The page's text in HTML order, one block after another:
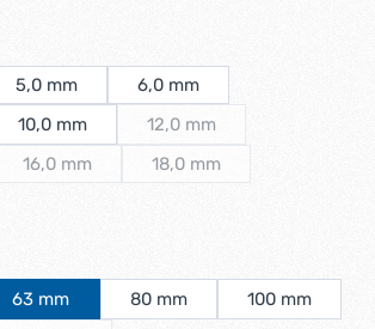
ist zurzeit nicht verfügbar.)
5,0 mm
6,0 mm
10,0 mm 12,0 mm
ist zurzeit nicht verfügbar.)
16,0 mm
(Diese Option ist zurzeit nicht verfügbar.)
18,0 mm
63 mm 80 mm
100 mm